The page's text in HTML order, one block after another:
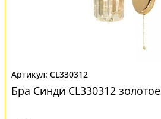
CL330312
Бра Синди CL330312 золотое